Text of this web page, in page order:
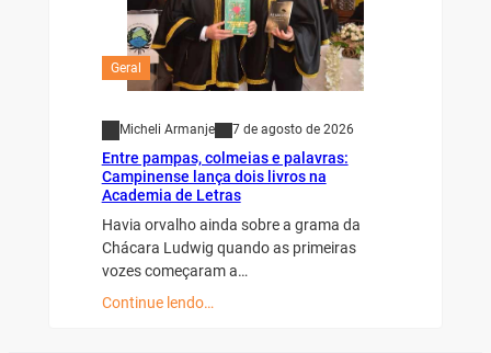
Geral
Micheli Armanje 7 de agosto de 2026
Entre pampas, colmeias e palavras:
Campinense lança dois livros na
Academia de Letras
Havia orvalho ainda sobre a grama da
Chácara Ludwig quando as primeiras
vozes começaram a…
Continue lendo…